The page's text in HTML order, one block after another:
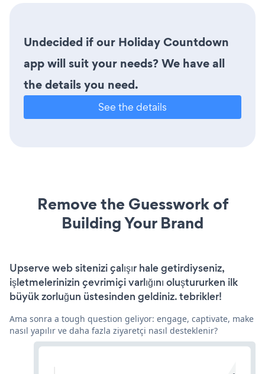
Undecided if our Holiday Countdown
app will suit your needs? We have all
the details you need.
See the details
Remove the Guesswork of
Building Your Brand
Upserve web sitenizi çalışır hale getirdiyseniz,
işletmelerinizin çevrimiçi varlığını oluştururken ilk
büyük zorluğun üstesinden geldiniz. tebrikler!
Ama sonra a tough question geliyor: engage, captivate, make
nasıl yapılır ve daha fazla ziyaretçi nasıl desteklenir?